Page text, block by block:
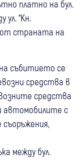
платно на бул.
ул. “Кн.
(от страната на
събитието се
средства в
средства
автомобилите с
между бул.